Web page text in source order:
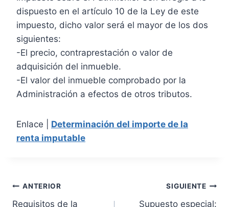
dispuesto en el artículo 10 de la Ley de este
impuesto, dicho valor será el mayor de los dos
siguientes:
-El precio, contraprestación o valor de
adquisición del inmueble.
-El valor del inmueble comprobado por la
Administración a efectos de otros tributos.
Enlace |
Determinación del importe de la
renta imputable
N ANTERIOR
Requisitos de la
SIGUIENTE
Supuesto especial: